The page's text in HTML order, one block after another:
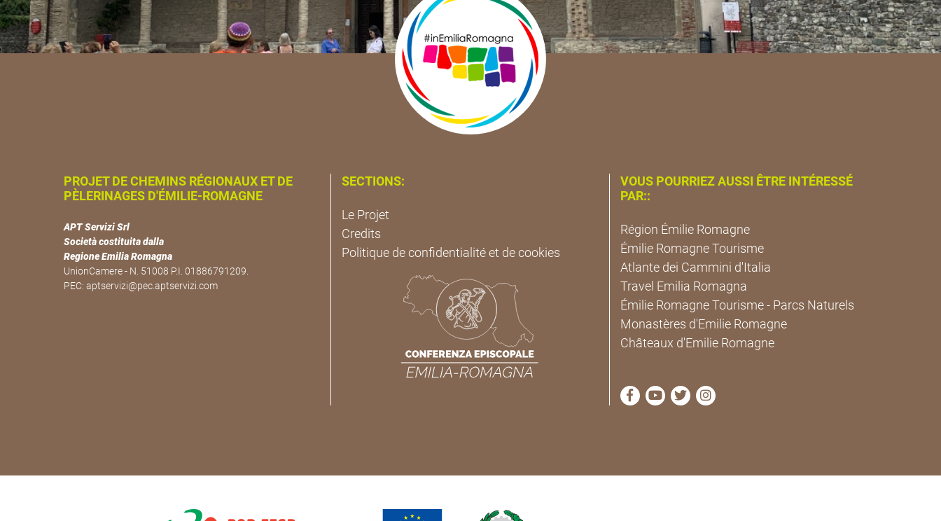
PROJET DE CHEMINS RÉGIONAUX ET DE
PÈLERINAGES D'ÉMILIE-ROMAGNE
APT Servizi Srl
Società costituita dalla
Regione Emilia Romagna
UnionCamere - N. 51008 P.I. 01886791209.
PEC: aptservizi@pec.aptservizi.com
SECTIONS:
Le Projet
Credits
Politique de confidentialité et de cookies
VOUS POURRIEZ AUSSI ÊTRE INTÉRESSÉ
PAR::
Région Émilie Romagne
Émilie Romagne Tourisme
Atlante dei Cammini d'Italia
Travel Emilia Romagna
Émilie Romagne Tourisme - Parcs Naturels
Monastères d'Emilie Romagne
Châteaux d'Emilie Romagne
Visitez la page Facebook de Cammini Emilia-Romagna
Visitez la page YouTube de Cammini Emilia-
Visitez la page Twitter de Cammini Emilia-
Visitez la page Instagram de Cammini